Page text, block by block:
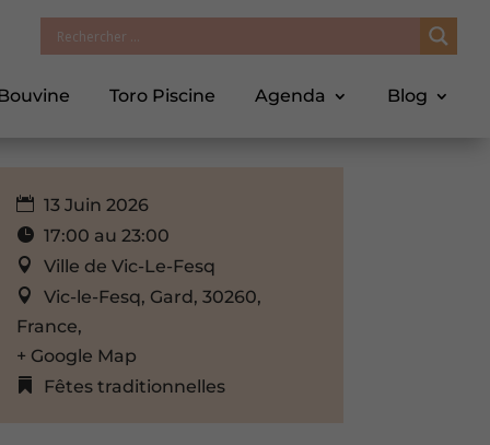
Toro Piscine Agenda Blog
13 Juin 2026
17:00 au 23:00
Ville de Vic-Le-Fesq
Vic-le-Fesq, Gard, 30260,
France,
+ Google Map
Fêtes traditionnelles